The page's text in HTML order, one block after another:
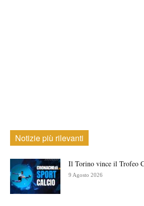
Notizie più rilevanti
Il Torino vince il Trofeo
9 Agosto 2026